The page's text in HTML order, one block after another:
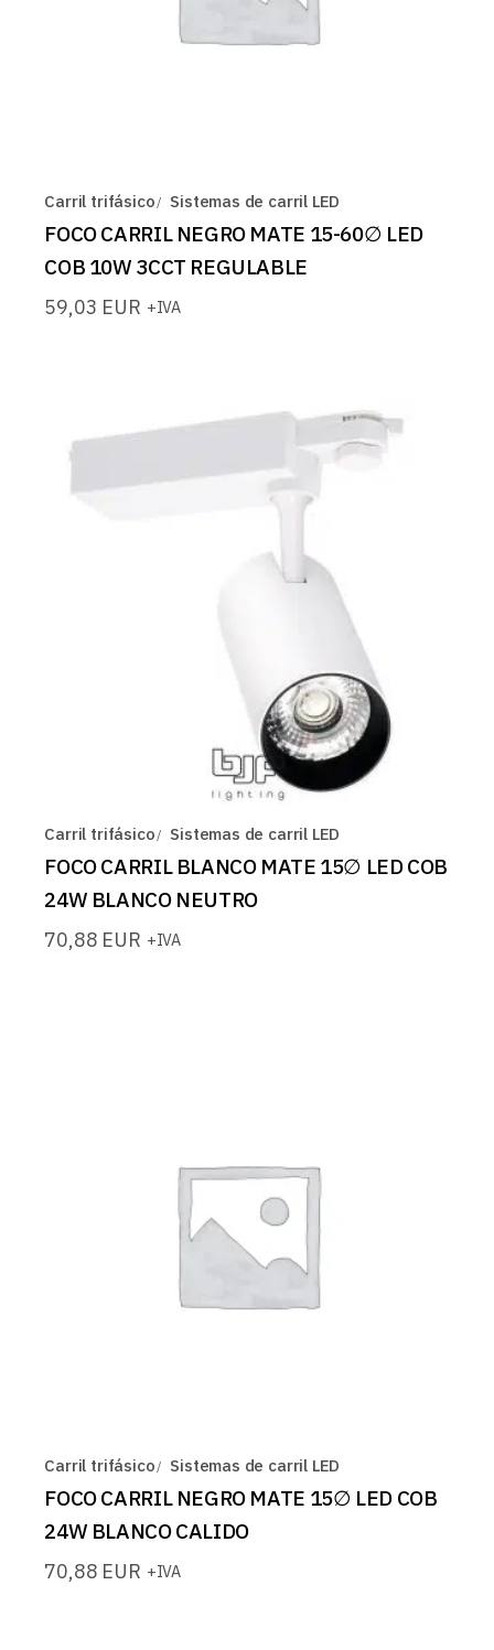
Carril trifásico Sistemas de carril LED
FOCO CARRIL NEGRO MATE 15-60∅ LED
COB 10W 3CCT REGULABLE
59,03 EUR +IVA
Carril trifásico Sistemas de carril LED
FOCO CARRIL BLANCO MATE 15∅ LED COB
24W BLANCO NEUTRO
70,88 EUR +IVA
Carril trifásico Sistemas de carril LED
FOCO CARRIL NEGRO MATE 15∅ LED COB
24W BLANCO CALIDO
70,88 EUR +IVA